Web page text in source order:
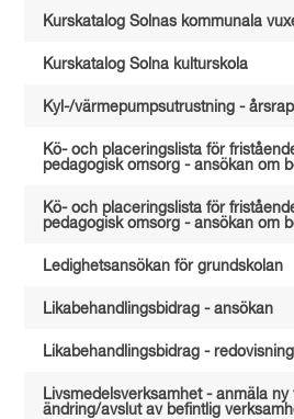
Kurskatalog Solnas kommunala
Kurskatalog Solna kulturskola
Kyl-/värmepumpsutrustning -
Kö- och placeringslista för
pedagogisk omsorg - ansökan om
Kö- och placeringslista för
pedagogisk omsorg - ansökan om
Ledighetsansökan för grundskolan
Likabehandlingsbidrag - ansökan
Likabehandlingsbidrag - redovisning
Livsmedelsverksamhet - anmäla
ändring/avslut av befintlig